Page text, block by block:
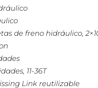
de freno hidráulico,
11-36T
Link reutilizable